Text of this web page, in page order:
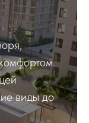
виды до